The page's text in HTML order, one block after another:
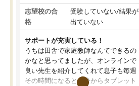
志望校の合
格
受験していない/結果が
出ていない
サポートが充実している！
うちは田舎で家庭教師なんてできるの
かなと思ってましたが、オンラインで
良い先生を紹介してくれて息子も毎週
その時間になると自分からタブレット